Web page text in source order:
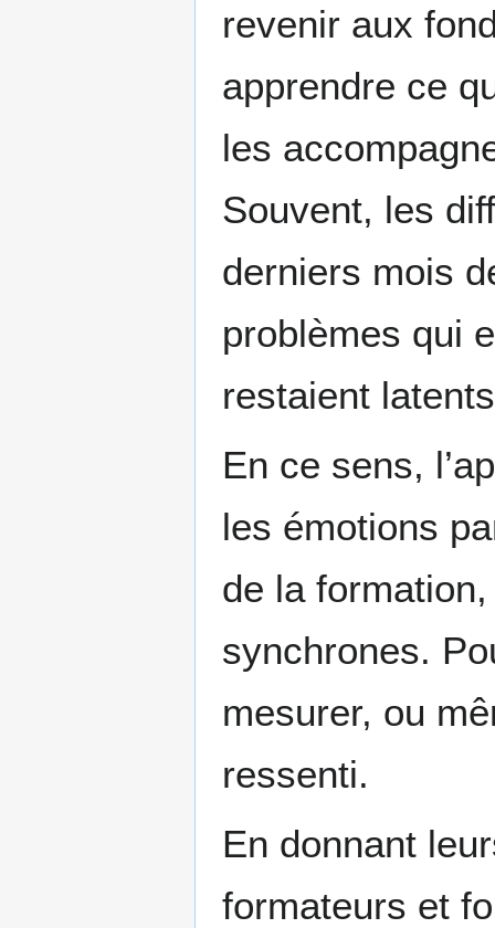
revenir aux
apprendre ce
les
Souvent, les
derniers mois
problèmes qui
restaient
En ce sens,
les émotions
de la
synchrones.
mesurer, ou
ressenti.
En donnant
formateurs et